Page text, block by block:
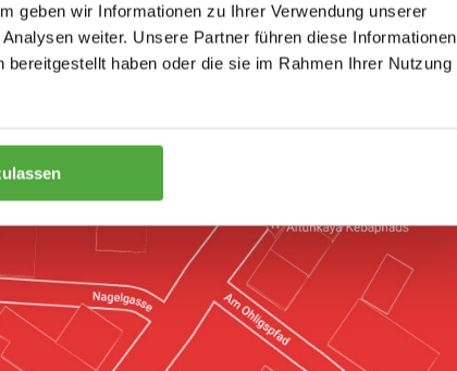
geben wir Informationen zu Ihrer Verwendung unserer
weiter. Unsere Partner führen diese Informationen
haben oder die sie im Rahmen Ihrer Nutzung